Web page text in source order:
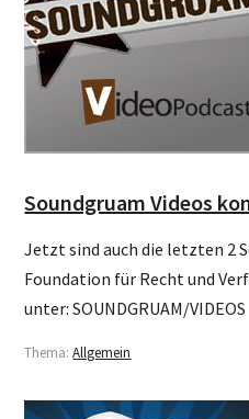
Soundgruam Videos
Jetzt sind auch die letzten 2
Foundation für Recht und
unter: SOUNDGRUAM/VIDEOS
Thema:Allgemein